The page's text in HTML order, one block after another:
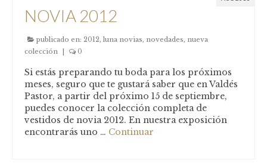
NOVIA 2012
publicado en: 2012, luna novias, novedades, nueva
colección
0
Si estás preparando tu boda para los próximos
meses, seguro que te gustará saber que en Valdés
Pastor, a partir del próximo 15 de septiembre,
puedes conocer la colección completa de
vestidos de novia 2012. En nuestra exposición
encontrarás uno … Continuar